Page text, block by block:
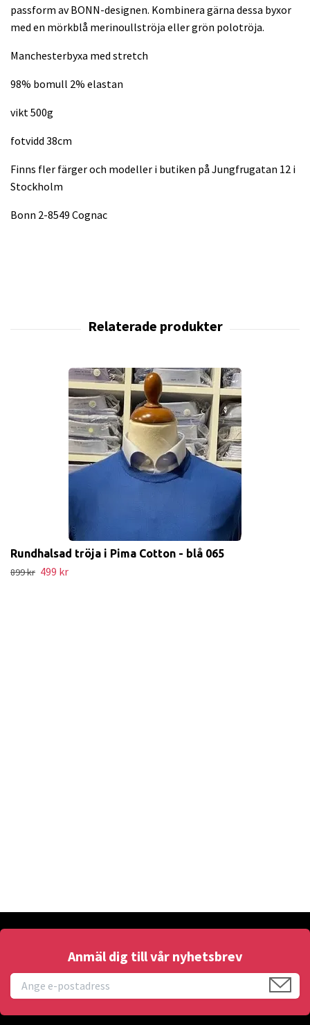
passform av BONN-designen. Kombinera gärna dessa byxor
med en mörkblå merinoullströja eller grön polotröja.
Manchesterbyxa med stretch
98% bomull 2% elastan
vikt 500g
fotvidd 38cm
Finns fler färger och modeller i butiken på Jungfrugatan 12 i
Stockholm
Bonn 2-8549 Cognac
Rundhalsad tröja i Pima Cotton - blå 065
899 kr 499 kr
Anmäl dig till vår nyhetsbrev